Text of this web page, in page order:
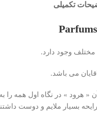
تکمیلی
هرود » در نگاه اول همه
بسیار ملایم و دوست